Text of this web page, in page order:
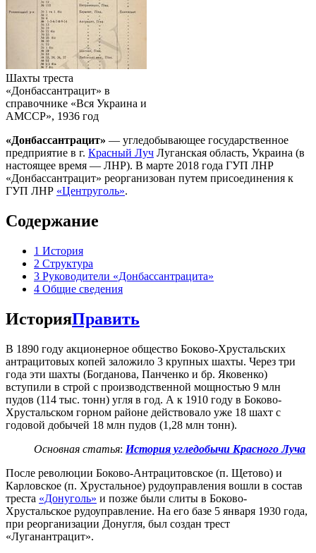
Шахты треста
«Донбассантрацит» в
справочнике «Вся Украина и
АМССР», 1936 год
«Донбассантрацит» — угледобывающее государственное
предприятие в г. Красный Луч Луганская область, Украина (в
настоящее время — ЛНР). В марте 2018 года ГУП ЛНР
«Донбассантрацит» реорганизован путем присоединения к
ГУП ЛНР «Центруголь».
Содержание
1 История
2 Структура
3 Руководители «Донбассантрацита»
4 Общие сведения
ИсторияПравить
В 1890 году акционерное общество Боково-Хрустальских
антрацитовых копей заложило 3 крупных шахты. Через три
года эти шахты (Богданова, Панченко и бр. Яковенко)
вступили в строй с производственной мощностью 9 млн
пудов (114 тыс. тонн) угля в год. А к 1910 году в Боково-
Хрустальском горном районе действовало уже 18 шахт с
годовой добычей 18 млн пудов (1,28 млн тонн).
Основная статья: История угледобычи Красного Луча
После революции Боково-Антрацитовское (п. Щетово) и
Карловское (п. Хрустальное) рудоуправления вошли в состав
треста «Донуголь» и позже были слиты в Боково-
Хрустальское рудоуправление. На его базе 5 января 1930 года,
при реорганизации Донугля, был создан трест
«Луганантрацит».